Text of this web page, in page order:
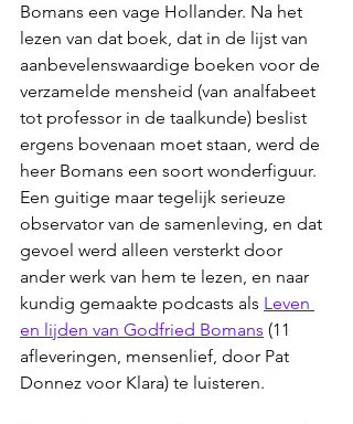
Bomans een vage Hollander. Na het
lezen van dat boek, dat in de lijst van
aanbevelenswaardige boeken voor de
verzamelde mensheid (van analfabeet
tot professor in de taalkunde) beslist
ergens bovenaan moet staan, werd de
heer Bomans een soort wonderfiguur.
Een guitige maar tegelijk serieuze
observator van de samenleving, en dat
gevoel werd alleen versterkt door
ander werk van hem te lezen, en naar
kundig gemaakte podcasts als Leven
en lijden van Godfried Bomans (11
afleveringen, mensenlief, door Pat
Donnez voor Klara) te luisteren.